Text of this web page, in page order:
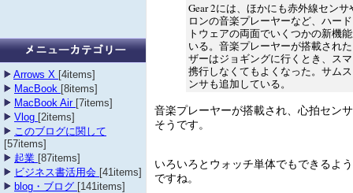
Arrows X [4items]
MacBook [8items]
MacBook Air [7items]
Vlog [2items]
このブログに関して
[57items]
起業 [87items]
ビジネス書活用会 [41items]
blog・ブログ [141items]
Gear 2には、ほかにも赤外線セン
ロンの音楽プレーヤーなど、ハー
トウェアの両面でいくつかの新機
いる。音楽プレーヤーが搭載され
ザーはジョギングに行くとき、ス
携行しなくてもよくなった。サム
ンサも追加している。
音楽プレーヤーが搭載され、心拍セン
そうです。
いろいろとウォッチ単体でもできるよ
ですね。